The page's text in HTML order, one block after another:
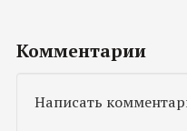
Комментарии
Написать